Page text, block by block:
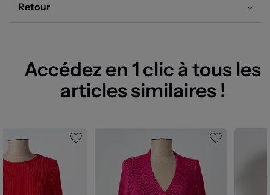
Retour
Accédez en 1 clic à tous les
articles similaires !